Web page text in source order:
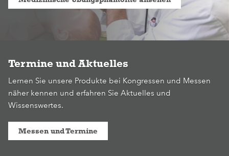
Termine und Aktuelles
Lernen Sie unsere Produkte bei Kongressen und Messen
näher kennen und erfahren Sie Aktuelles und
Wissenswertes.
Messen und Termine